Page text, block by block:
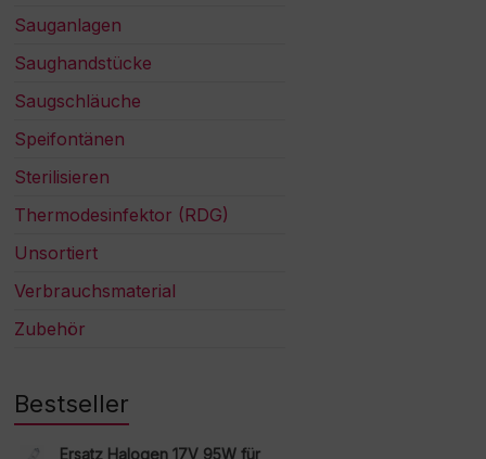
Sauganlagen
Saughandstücke
Saugschläuche
Speifontänen
Sterilisieren
Thermodesinfektor (RDG)
Unsortiert
Verbrauchsmaterial
Zubehör
Bestseller
Ersatz Halogen 17V 95W für